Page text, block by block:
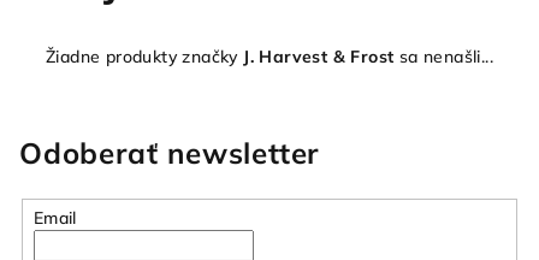
Žiadne produkty značky J. Harvest & Frost sa nenašli...
Odoberať newsletter
Email